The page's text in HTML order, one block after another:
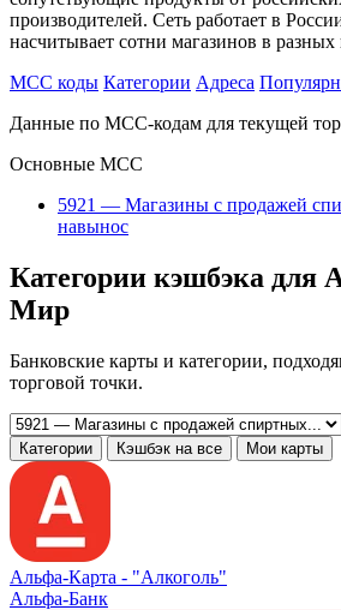
производителей. Сеть работает в
насчитывает сотни магазинов в разных
MCC коды Категории Адреса
Данные по MCC-кодам для текущей
Основные MCC
5921 — Магазины с продажей
навынос
Категории кэшбэка для
Мир
Банковские карты и категории,
торговой точки.
Категории Кэшбэк на все Мои карты
Альфа‑Карта - "Алкоголь"
Альфа-Банк